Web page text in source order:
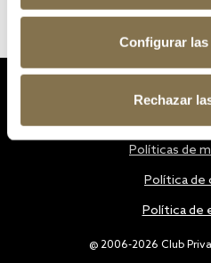
Configurar
Rechazar
@ 2006-2026 Club
Políticas de
Política de
Política de